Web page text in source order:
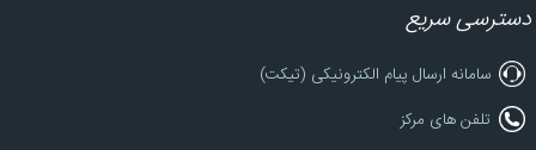
دسترسی سریع
سامانه ارسال پیام الکترونیکی (تیکت)
تلفن های مرکز